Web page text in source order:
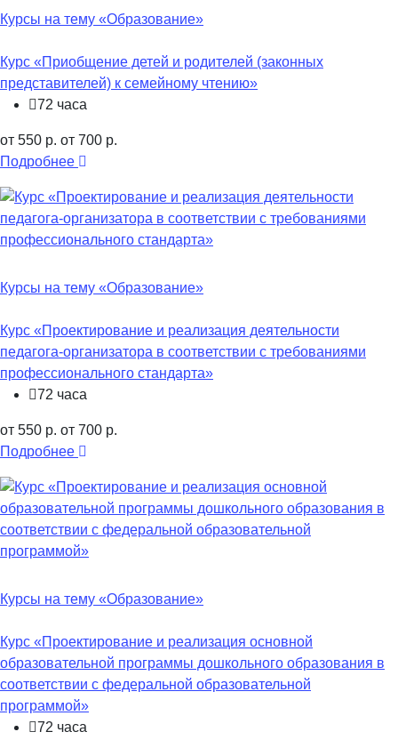
Курсы на тему «Образование»
Курс «Приобщение детей и родителей (законных
представителей) к семейному чтению»
72 часа
от 550 р. от 700 р.
Подробнее
Курсы на тему «Образование»
Курс «Проектирование и реализация деятельности
педагога-организатора в соответствии с требованиями
профессионального стандарта»
72 часа
от 550 р. от 700 р.
Подробнее
Курсы на тему «Образование»
Курс «Проектирование и реализация основной
образовательной программы дошкольного образования в
соответствии с федеральной образовательной
программой»
72 часа